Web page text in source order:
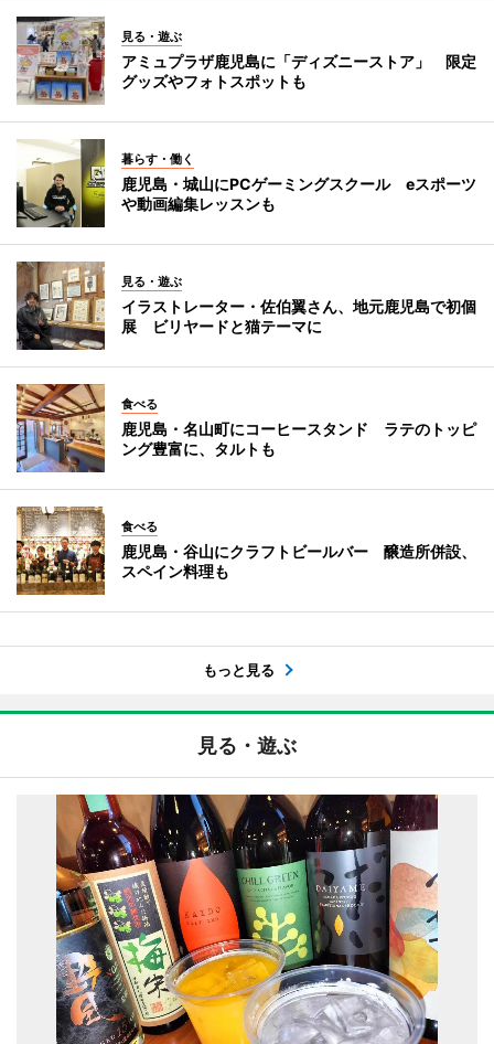
見る・遊ぶ
アミュプラザ鹿児島に「ディズニーストア」 限定
グッズやフォトスポットも
暮らす・働く
鹿児島・城山にPCゲーミングスクール eスポーツ
や動画編集レッスンも
見る・遊ぶ
イラストレーター・佐伯翼さん、地元鹿児島で初個
展 ビリヤードと猫テーマに
食べる
鹿児島・名山町にコーヒースタンド ラテのトッピ
ング豊富に、タルトも
食べる
鹿児島・谷山にクラフトビールバー 醸造所併設、
スペイン料理も
もっと見る
見る・遊ぶ